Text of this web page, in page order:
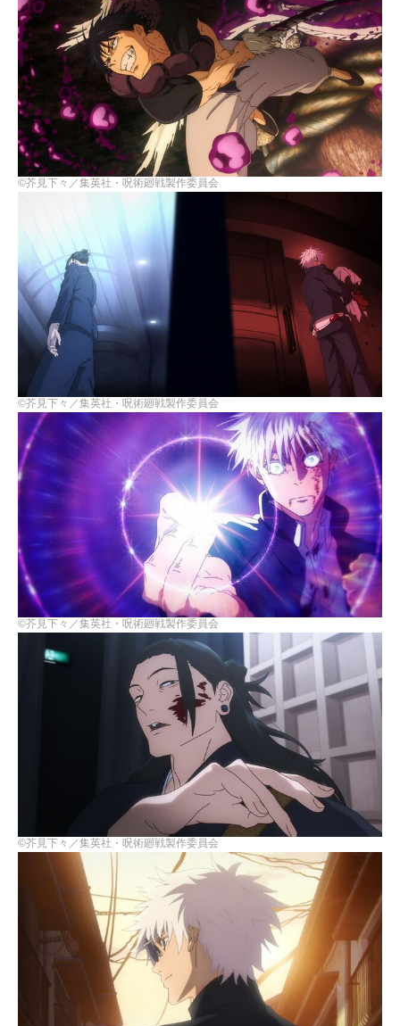
©芥見下々／集英社・呪術廻戦製作委員会
©芥見下々／集英社・呪術廻戦製作委員会
©芥見下々／集英社・呪術廻戦製作委員会
©芥見下々／集英社・呪術廻戦製作委員会